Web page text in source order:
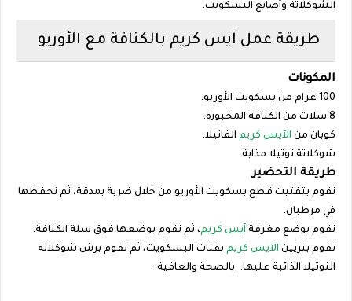
الشوكلاتة وأصابع البسكويت.‎
طريقة عمل آيس كريم بالكنافة مع الأوريو‎
المكونات‎
100 غرام من بسكويت الأوريو.‎
8 سلات من الكنافة المخبوزة.‎
كوبان من الآيس كريم الفانيلا.‎
شوكلاتة نوتيلا مذابة.‎
طريقة التحضير‎
نقوم بتفتيت قطع بسكويت الأوريو من خلال ضربة بمدقة، ثم نحفظها
في مرطبان.‎
نقوم بوضع مغرفة آيس كريم، ثم نقوم بوضعها فوق سلة الكنافة.‎
نقوم بتزيين الآيس كريم بفتات البسكويت، ثم نقوم برش شوكلاتة
النوتيلا الذائبة عليها. بالصحة والعافية.